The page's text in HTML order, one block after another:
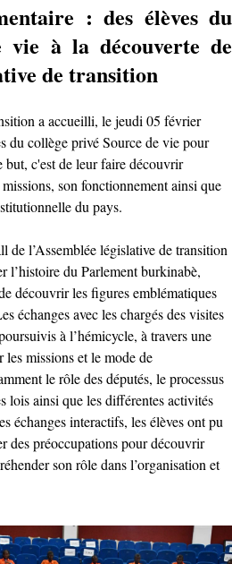
: des élèves du
vie à la découverte de
de transition
a accueilli, le jeudi 05 février
du collège privé Source de vie pour
c'est de leur faire découvrir
son fonctionnement ainsi que
du pays.
de l’Assemblée législative de transition
l’histoire du Parlement burkinabè,
découvrir les figures emblématiques
échanges avec les chargés des visites
à l’hémicycle, à travers une
les missions et le mode de
le rôle des députés, le processus
lois ainsi que les différentes activités
échanges interactifs, les élèves ont pu
des préoccupations pour découvrir
son rôle dans l’organisation et